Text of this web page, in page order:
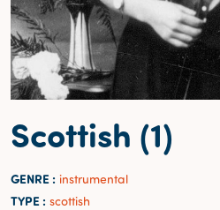
Scottish (1)
GENRE : instrumental
TYPE : scottish